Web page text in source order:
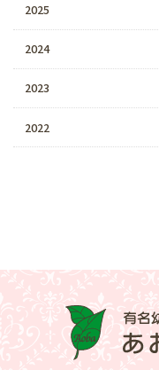
2025
2024
2023
2022